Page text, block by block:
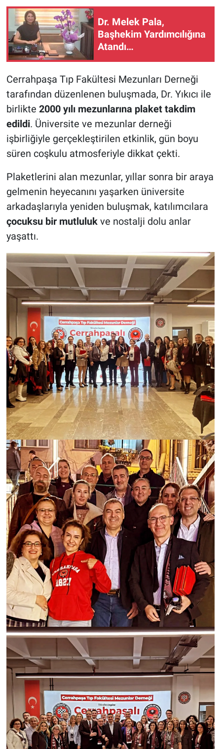
Dr. Melek Pala,
Başhekim Yardımcılığına
Atandı…
Cerrahpaşa Tıp Fakültesi Mezunları Derneği
tarafından düzenlenen buluşmada, Dr. Yıkıcı ile
birlikte 2000 yılı mezunlarına plaket takdim
edildi. Üniversite ve mezunlar derneği
işbirliğiyle gerçekleştirilen etkinlik, gün boyu
süren coşkulu atmosferiyle dikkat çekti.
Plaketlerini alan mezunlar, yıllar sonra bir araya
gelmenin heyecanını yaşarken üniversite
arkadaşlarıyla yeniden buluşmak, katılımcılara
çocuksu bir mutlulukve nostalji dolu anlar
yaşattı.